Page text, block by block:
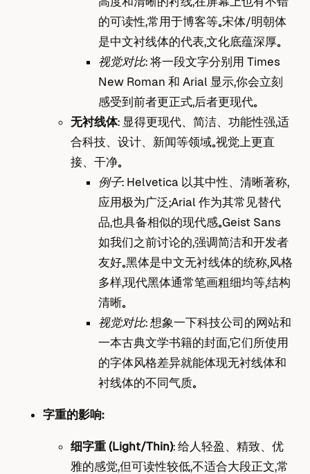
的可读性，常用于博客等。宋体/明朝体
是中文衬线体的代表，文化底蕴深厚。
视觉对比： 将一段文字分别用 Times
New Roman 和 Arial 显示，你会立刻
感受到前者更正式，后者更现代。
无衬线体： 显得更现代、简洁、功能性强，适
合科技、设计、新闻等领域。视觉上更直
接、干净。
例子： Helvetica 以其中性、清晰著称，
应用极为广泛；Arial 作为其常见替代
品，也具备相似的现代感。Geist Sans
如我们之前讨论的，强调简洁和开发者
友好。黑体是中文无衬线体的统称，风格
多样，现代黑体通常笔画粗细均等，结构
清晰。
视觉对比： 想象一下科技公司的网站和
一本古典文学书籍的封面，它们所使用
的字体风格差异就能体现无衬线体和
衬线体的不同气质。
字重的影响：
细字重 (Light/Thin)： 给人轻盈、精致、优
雅的感觉，但可读性较低，不适合大段正文，常